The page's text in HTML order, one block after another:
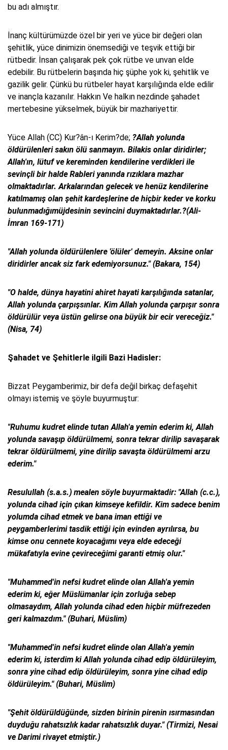
bu adı almıştır.
İnanç kültürümüzde özel bir yeri ve yüce bir değeri olan
şehitlik, yüce dinimizin önemsediği ve teşvik ettiği bir
rütbedir. İnsan çalışarak pek çok rütbe ve unvan elde
edebilir. Bu rütbelerin başında hiç şüphe yok ki, şehitlik ve
gazilik gelir. Çünkü bu rütbeler hayat karşılığında elde edilir
ve inançla kazanılır. Hakkın Ve halkın nezdinde şahadet
mertebesine yükselmek, büyük bir mazhariyettir.
Yüce Allah (CC) Kur?ân-ı Kerim?de; ?Allah yolunda
öldürülenleri sakın ölü sanmayın. Bilakis onlar diridirler;
Allah'ın, lütuf ve kereminden kendilerine verdikleri ile
sevinçli bir halde Rableri yanında rızıklara mazhar
olmaktadırlar. Arkalarından gelecek ve henüz kendilerine
katılmamış olan şehit kardeşlerine de hiçbir keder ve korku
bulunmadığımüjdesinin sevincini duymaktadırlar.?(Ali-
İmran 169-171)
"Allah yolunda öldürülenlere 'ölüler' demeyin. Aksine onlar
diridirler ancak siz fark edemiyorsunuz." (Bakara, 154)
"O halde, dünya hayatini ahiret hayati karşılığında satanlar,
Allah yolunda çarpışsınlar. Kim Allah yolunda çarpışır sonra
öldürülür veya üstün gelirse ona büyük bir ecir vereceğiz."
(Nisa, 74)
Şahadet ve Şehitlerle ilgili Bazi Hadisler:
Bizzat Peygamberimiz, bir defa değil birkaç defaşehit
olmayı istemiş ve şöyle buyurmuştur:
"Ruhumu kudret elinde tutan Allah'a yemin ederim ki, Allah
yolunda savaşıp öldürülmemi, sonra tekrar dirilip savaşarak
tekrar öldürülmemi, yine dirilip savaşta öldürülmemi arzu
ederim."
Resulullah (s.a.s.) mealen söyle buyurmaktadir: "Allah (c.c.),
yolunda cihad için çıkan kimseye kefildir. Kim sadece benim
yolumda cihad etmek ve bana iman ettiği ve
peygamberlerimi tasdik ettiği için evinden ayrılırsa, bu
kimse onu cennete koyacağımı veya elde edeceği
mükafatıyla evine çevireceğimi garanti etmiş olur."
"Muhammed'in nefsi kudret elinde olan Allah'a yemin
ederim ki, eğer Müslümanlar için zorluğa sebep
olmasaydım, Allah yolunda cihad eden hiçbir müfrezeden
geri kalmazdım." (Buhari, Müslim)
"Muhammed'in nefsi kudret elinde olan Allah'a yemin
ederim ki, isterdim ki Allah yolunda cihad edip öldürüleyim,
sonra yine cihad edip öldürüleyim, sonra yine cihad edip
öldürüleyim." (Buhari, Müslim)
"Şehit öldürüldüğünde, sizden birinin pirenin ısırmasından
duyduğu rahatsızlık kadar rahatsızlık duyar." (Tirmizi, Nesai
ve Darimi rivayet etmiştir.)